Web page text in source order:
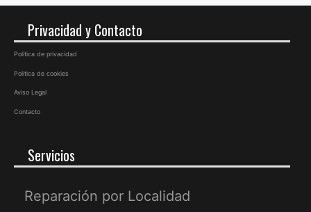
Privacidad y Contacto
Política de privacidad
Política de cookies
Aviso Legal
Contacto
Servicios
Reparación por Localidad